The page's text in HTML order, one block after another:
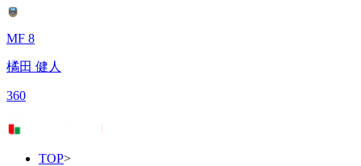
MF 8
橘田 健人
360
TOP>